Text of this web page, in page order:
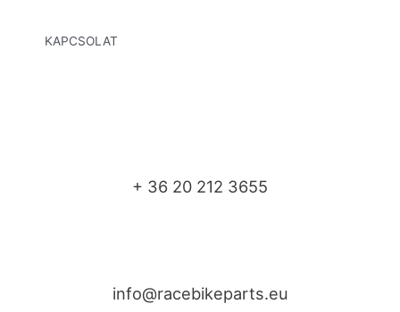
KAPCSOLAT
+ 36 20 212 3655
info@racebikeparts.eu